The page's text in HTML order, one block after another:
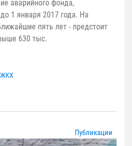
аварийного фонда,
1 января 2017 года. На
пять лет - предстоит
630 тыс.
ЖКХ
Публикации